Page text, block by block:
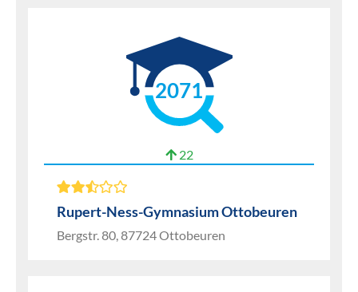
2071
22
Rupert-Ness-Gymnasium Ottobeuren
Bergstr. 80, 87724 Ottobeuren